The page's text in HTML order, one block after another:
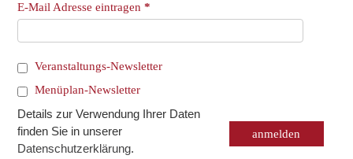
E-Mail Adresse eintragen*
Veranstaltungs-Newsletter
Menüplan-Newsletter
Details zur Verwendung Ihrer Daten
finden Sie in unserer
Datenschutzerklärung.